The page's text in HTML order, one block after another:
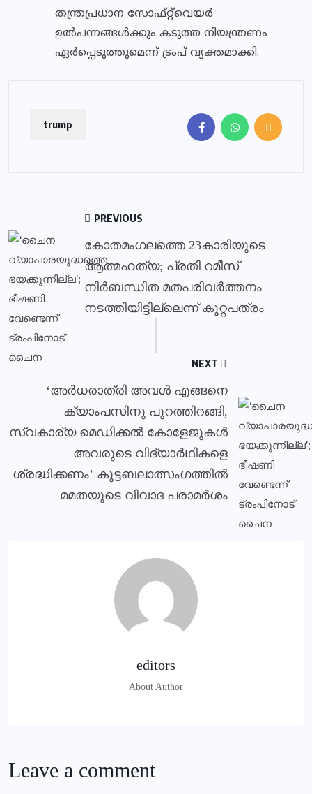
തന്ത്രപ്രധാന സോഫ്റ്റ്‍വെയർ
ഉൽപന്നങ്ങൾക്കും കടുത്ത നിയന്ത്രണം
ഏർപ്പെടുത്തുമെന്ന് ട്രംപ് വ്യക്തമാക്കി.
trump
PREVIOUS
കോതമംഗലത്തെ 23കാരിയുടെ
ആത്മഹത്യ; പ്രതി റമീസ്
നിര്‍ബന്ധിത മതപരിവര്‍ത്തനം
നടത്തിയിട്ടില്ലെന്ന് കുറ്റപത്രം
NEXT
‘അർധരാത്രി അവൾ എങ്ങനെ
ക്യാംപസിനു പുറത്തിറങ്ങി,
സ്വകാര്യ മെഡിക്കൽ കോളേജുകൾ
അവരുടെ വിദ്യാർഥികളെ
ശ്രദ്ധിക്കണം’ കൂട്ടബലാത്സംഗത്തിൽ
മമതയുടെ വിവാദ പരാമർശം
editors
About Author
Leave a comment